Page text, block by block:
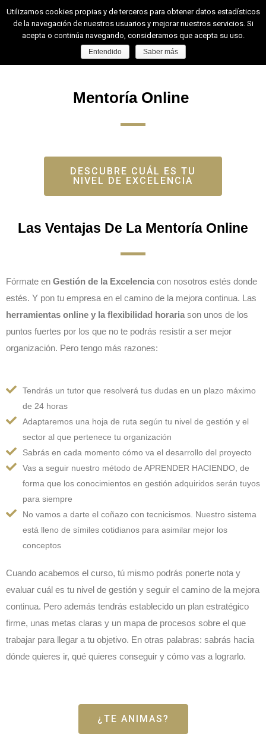
Mentoría Online
DESCUBRE CUÁL ES TU
NIVEL DE EXCELENCIA
Las Ventajas De La Mentoría Online
Fórmate en Gestión de la Excelencia con nosotros estés donde
estés. Y pon tu empresa en el camino de la mejora continua. Las
herramientas online y la flexibilidad horaria son unos de los
puntos fuertes por los que no te podrás resistir a ser mejor
organización. Pero tengo más razones:
Tendrás un tutor que resolverá tus dudas en un plazo máximo
de 24 horas
Adaptaremos una hoja de ruta según tu nivel de gestión y el
sector al que pertenece tu organización
Sabrás en cada momento cómo va el desarrollo del proyecto
Vas a seguir nuestro método de APRENDER HACIENDO, de
forma que los conocimientos en gestión adquiridos serán tuyos
para siempre
No vamos a darte el coñazo con tecnicismos. Nuestro sistema
está lleno de símiles cotidianos para asimilar mejor los
conceptos
Cuando acabemos el curso, tú mismo podrás ponerte nota y
evaluar cuál es tu nivel de gestión y seguir el camino de la mejora
continua. Pero además tendrás establecido un plan estratégico
firme, unas metas claras y un mapa de procesos sobre el que
trabajar para llegar a tu objetivo. En otras palabras: sabrás hacia
dónde quieres ir, qué quieres conseguir y cómo vas a lograrlo.
¿TE ANIMAS?
Utilizamos cookies propias y de terceros para obtener datos estadísticos
de la navegación de nuestros usuarios y mejorar nuestros servicios. Si
acepta o continúa navegando, consideramos que acepta su uso.
Entendido Saber más